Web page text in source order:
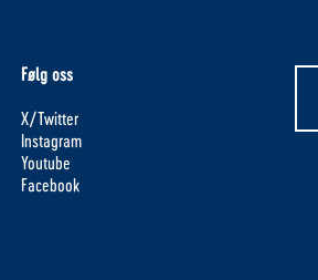
Følg oss
X/Twitter
Instagram
Youtube
Facebook